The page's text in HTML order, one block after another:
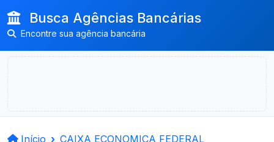
Busca Agências Bancárias
Encontre sua agência bancária
Início
CAIXA ECONOMICA FEDERAL